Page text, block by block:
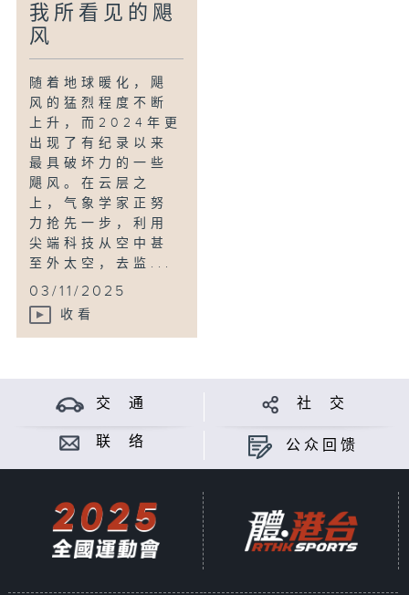
我所看见的飓
风
随着地球暖化，飓
风的猛烈程度不断
上升，而2024年更
出现了有纪录以来
最具破坏力的一些
飓风。在云层之
上，气象学家正努
力抢先一步，利用
尖端科技从空中甚
至外太空，去监...
03/11/2025
收看
交 通 社 交
联 络 公众回馈